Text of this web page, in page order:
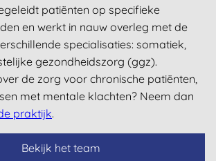
patiënten op specifieke
en werkt in nauw overleg met de
specialisaties: somatiek,
gezondheidszorg (ggz).
de zorg voor chronische patiënten,
met mentale klachten? Neem dan
praktijk.
Bekijk het team